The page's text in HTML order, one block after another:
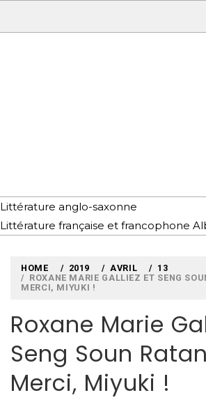
Littérature anglo-saxonne
Littérature française et francophone
HOME 2019 AVRIL
13
ROXANE MARIE GALLIEZ ET SENG
MERCI, MIYUKI !
Roxane Marie
Seng Soun
Merci, Miyuki !